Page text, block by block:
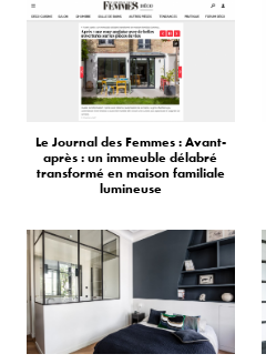
Le Journal des Femmes : Avant-
après : un immeuble délabré
transformé en maison familiale
lumineuse